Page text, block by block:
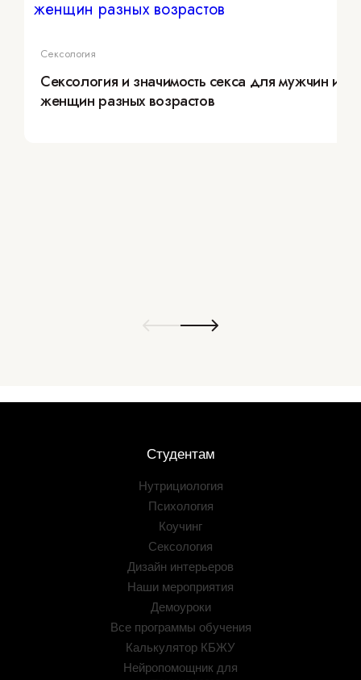
Сексология
Сексология и значимость секса для мужчин и
женщин разных возрастов
Студентам
Нутрициология
Психология
Коучинг
Сексология
Дизайн интерьеров
Наши мероприятия
Демоуроки
Все программы обучения
Калькулятор КБЖУ
Нейропомощник для